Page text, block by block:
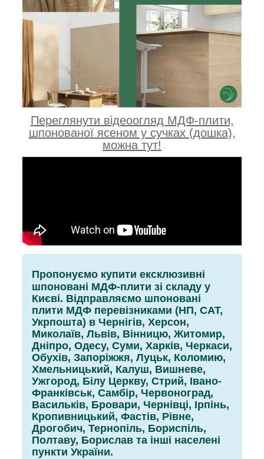
Переглянути відеоогляд МДФ-плити,
шпонованої ясеном у сучках (дошка),
можна тут!
Пропонуємо купити ексклюзивні
шпоновані МДФ-плити зі складу у
Києві. Відправляємо шпоновані
плити МДФ перевізниками (НП, САТ,
Укрпошта) в Чернігів, Херсон,
Миколаїв, Львів, Вінницю, Житомир,
Дніпро, Одесу, Суми, Харків, Черкаси,
Обухів, Запоріжжя, Луцьк, Коломию,
Хмельницький, Калуш, Вишневе,
Ужгород, Білу Церкву, Стрий, Івано-
Франківськ, Самбір, Червоноград,
Васильків, Бровари, Чернівці, Ірпінь,
Кропивницький, Фастів, Рівне,
Дрогобич, Тернопіль, Бориспіль,
Полтаву, Борислав та інші населені
пункти України.